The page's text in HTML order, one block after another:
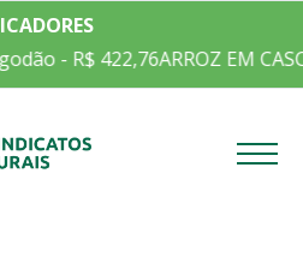
- R$ 422,76ARROZ EM